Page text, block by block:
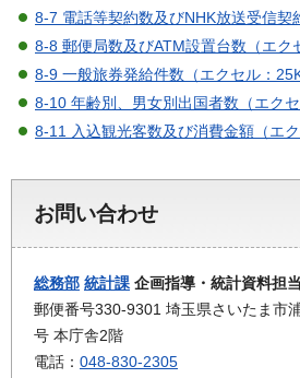
8-7 電話等契約数及びNHK放送受信契
8-8 郵便局数及びATM設置台数（エク
8-9 一般旅券発給件数（エクセル：
8-10 年齢別、男女別出国者数（エクセ
8-11 入込観光客数及び消費金額（エク
お問い合わせ
総務部 統計課 企画指導・統計資料担当
郵便番号330-9301 埼玉県さいたま市
号 本庁舎2階
電話： 048-830-2305